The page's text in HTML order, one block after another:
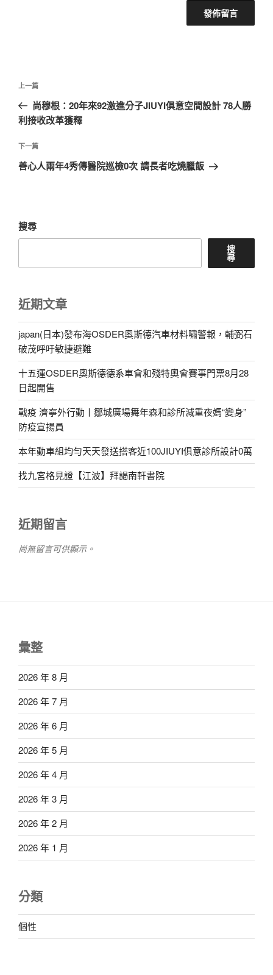
文
導
覽
上
一
篇
章
上一篇
尚穆根：20年來92激進分子JIUYI俱意空間設計 78人勝
利接收改革獲釋
下
一
下一篇
善心人兩年4秀傳醫院巡檢0次 請長者吃燒臘飯
搜尋
搜
尋
近期文章
japan(日本)發布海OSDER奧斯德汽車材料嘯警報，輔弼石
破茂呼吁敏捷避難
十五運OSDER奧斯德德系車會和殘特奧會賽事門票8月28
日起開售
戰疫 濟寧外行動丨鄒城廣場舞年森和診所減重夜媽“變身”
防疫宣揚員
本年動車組均勻天天發送搭客近100JIUYI俱意診所設計0萬
找九宮格見證【江波】拜謁南軒書院
近期留言
尚無留言可供顯示。
彙整
2026 年 8 月
2026 年 7 月
2026 年 6 月
2026 年 5 月
2026 年 4 月
2026 年 3 月
2026 年 2 月
2026 年 1 月
分類
個性